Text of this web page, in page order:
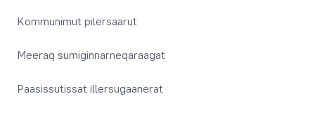
Kommunimut pilersaarut
Meeraq sumiginnarneqaraagat
Paasissutissat illersugaanerat